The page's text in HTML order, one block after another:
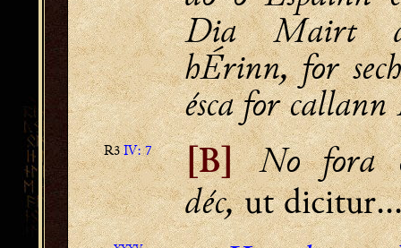
Dia Mairt
hÉrinn, for
ésca for
R3IV: 7 [B]No fora
déc,ut